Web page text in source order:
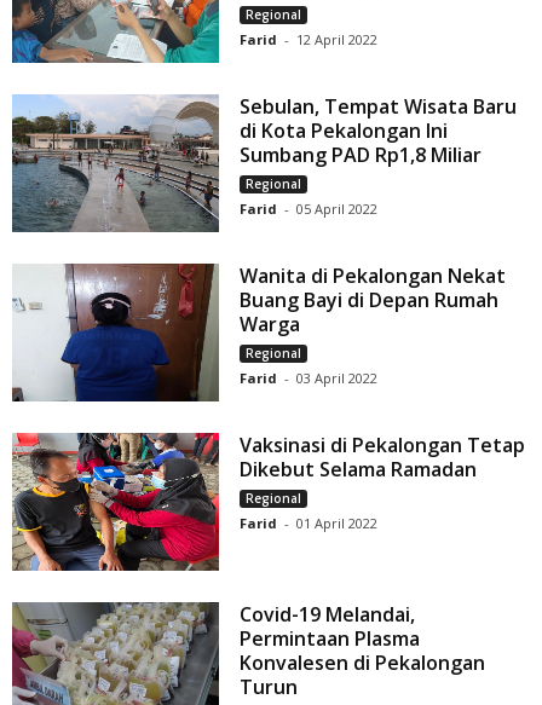
Regional
Farid - 12 April 2022
Sebulan, Tempat Wisata Baru
di Kota Pekalongan Ini
Sumbang PAD Rp1,8 Miliar
Regional
Farid - 05 April 2022
Wanita di Pekalongan Nekat
Buang Bayi di Depan Rumah
Warga
Regional
Farid - 03 April 2022
Vaksinasi di Pekalongan Tetap
Dikebut Selama Ramadan
Regional
Farid - 01 April 2022
Covid-19 Melandai,
Permintaan Plasma
Konvalesen di Pekalongan
Turun